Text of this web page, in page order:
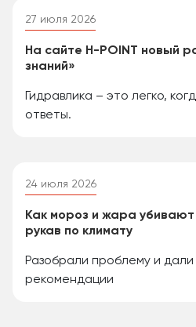
27 июля 2026
На сайте H-POINT новый
знаний»
Гидравлика – это легко,
ответы.
24 июля 2026
Как мороз и жара
рукав по климату
Разобрали проблему и
рекомендации